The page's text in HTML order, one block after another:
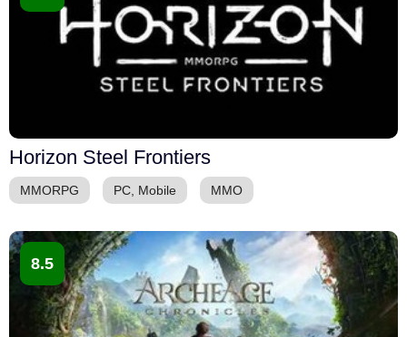
Horizon Steel Frontiers
MMORPG PC, Mobile ММО
8.5